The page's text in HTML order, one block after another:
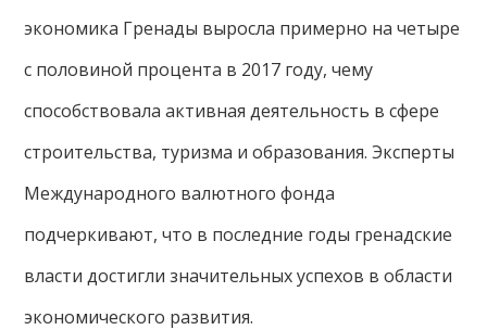
экономика Гренады выросла примерно на четыре
с половиной процента в 2017 году, чему
способствовала активная деятельность в сфере
строительства, туризма и образования. Эксперты
Международного валютного фонда
подчеркивают, что в последние годы гренадские
власти достигли значительных успехов в области
экономического развития.